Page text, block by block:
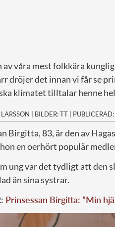
av våra mest folkkära
dröjer det innan vi får se
klimatet tilltalar henne
| BILDER: TT |
Birgitta, 83, är den av
en oerhört populär
ung var det tydligt att den
än sina systrar.
Prinsessan Birgitta: ”Min